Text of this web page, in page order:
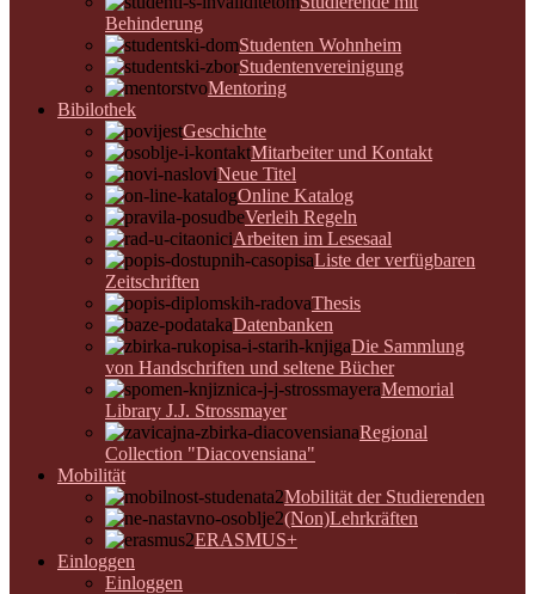
Behinderung
Studenten Wohnheim
Studentenvereinigung
Mentoring
Bibilothek
Geschichte
Mitarbeiter und Kontakt
Neue Titel
Online Katalog
Verleih Regeln
Arbeiten im Lesesaal
Liste der verfügbaren
Zeitschriften
Thesis
Datenbanken
Die Sammlung
von Handschriften und seltene Bücher
Memorial
Library J.J. Strossmayer
Regional
Collection "Diacovensiana"
Mobilität
Mobilität der Studierenden
(Non)Lehrkräften
ERASMUS+
Einloggen
Einloggen